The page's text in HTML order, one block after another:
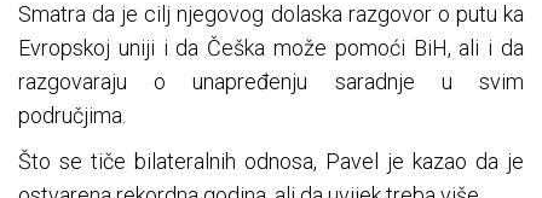
Smatra da je cilj njegovog dolaska razgovor o putu ka
Evropskoj uniji i da Češka može pomoći BiH, ali i da
razgovaraju o unapređenju saradnje u svim
područjima.
Što se tiče bilateralnih odnosa, Pavel je kazao da je